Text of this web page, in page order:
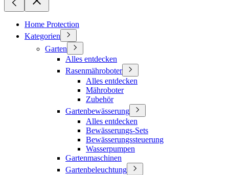
Home Protection
Kategorien
Garten
Alles entdecken
Rasenmähroboter
Alles entdecken
Mähroboter
Zubehör
Gartenbewässerung
Alles entdecken
Bewässerungs-Sets
Bewässerungssteuerung
Wasserpumpen
Gartenmaschinen
Gartenbeleuchtung